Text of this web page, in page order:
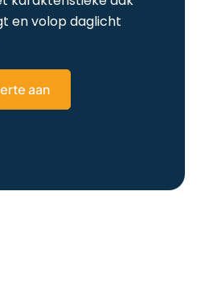
en volop daglicht
aan